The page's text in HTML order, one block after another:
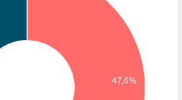
47,6%